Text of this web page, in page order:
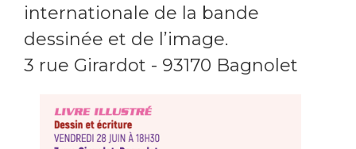
internationale de la bande
dessinée et de l’image.
3 rue Girardot - 93170 Bagnolet